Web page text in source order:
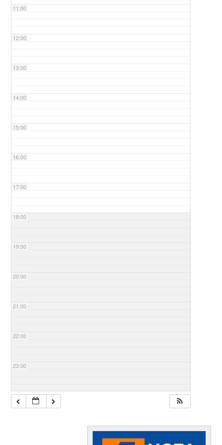
11:00
12:00
13:00
14:00
15:00
16:00
17:00
18:00
19:00
20:00
21:00
22:00
23:00